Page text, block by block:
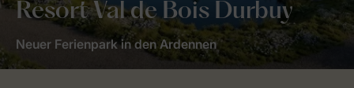
Resort Val de Bois Durbuy
Neuer Ferienpark in den Ardennen